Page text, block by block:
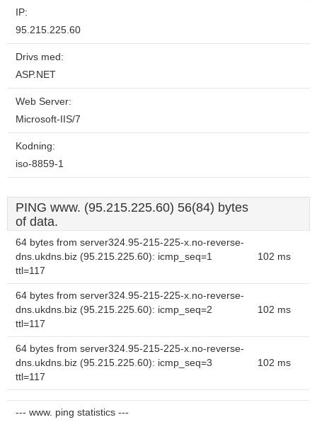
IP:
95.215.225.60
Drivs med:
ASP.NET
Web Server:
Microsoft-IIS/7
Kodning:
iso-8859-1
PING www. (95.215.225.60) 56(84) bytes
of data.
64 bytes from server324.95-215-225-x.no-reverse-
dns.ukdns.biz (95.215.225.60): icmp_seq=1
ttl=117
102 ms
64 bytes from server324.95-215-225-x.no-reverse-
dns.ukdns.biz (95.215.225.60): icmp_seq=2
ttl=117
102 ms
64 bytes from server324.95-215-225-x.no-reverse-
dns.ukdns.biz (95.215.225.60): icmp_seq=3
ttl=117
102 ms
--- www. ping statistics ---